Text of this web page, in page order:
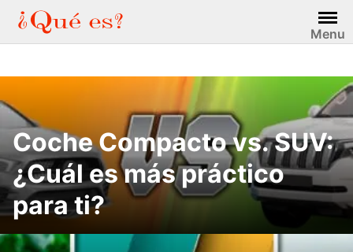
Saltar
contenido
Menu
Coche Compacto vs. SUV:
¿Cuál es más práctico
para ti?